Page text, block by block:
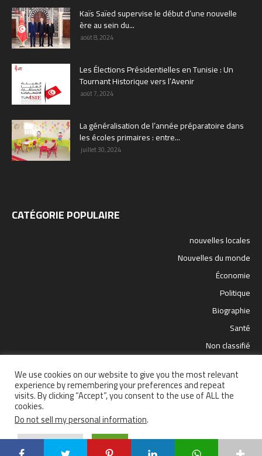
Kaïs Saïed supervise le début d’une nouvelle
ère au sein du...
août 8, 2024
Les Élections Présidentielles en Tunisie : Un
Tournant Historique vers l’Avenir
août 7, 2024
La généralisation de l’année préparatoire dans
les écoles primaires : entre...
juillet 30, 2024
CATÉGORIE POPULAIRE
nouvelles locales
Nouvelles du monde
Économie
Politique
Biographie
Santé
Non classifié
science et technologie
Santé Politique nouvelles locales
sport
Économie
science et technologie
We use cookies on our website to give you the most relevant
experience by remembering your preferences and repeat
visits. By clicking “Accept”, you consent to the use of ALL the
cookies.
Do not sell my personal information.
Cookie Settings Accept